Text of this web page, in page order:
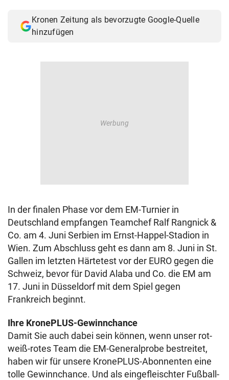
Kronen Zeitung als bevorzugte Google-Quelle
hinzufügen
In der finalen Phase vor dem EM-Turnier in
Deutschland empfangen Teamchef Ralf Rangnick &
Co. am 4. Juni Serbien im Ernst-Happel-Stadion in
Wien. Zum Abschluss geht es dann am 8. Juni in St.
Gallen im letzten Härtetest vor der EURO gegen die
Schweiz, bevor für David Alaba und Co. die EM am
17. Juni in Düsseldorf mit dem Spiel gegen
Frankreich beginnt.
Ihre KronePLUS-Gewinnchance
Damit Sie auch dabei sein können, wenn unser rot-
weiß-rotes Team die EM-Generalprobe bestreitet,
haben wir für unsere KronePLUS-Abonnenten eine
tolle Gewinnchance. Und als eingefleischter Fußball-